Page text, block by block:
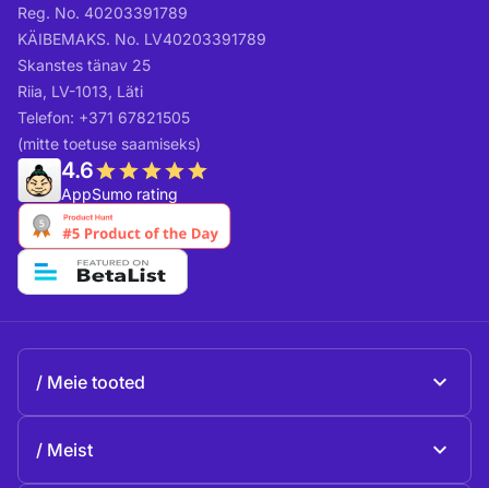
Reg. No. 40203391789
KÄIBEMAKS. No. LV40203391789
Skanstes tänav 25
Riia, LV-1013, Läti
Telefon: +371 67821505
(mitte toetuse saamiseks)
4.6
AppSumo rating
Meie tooted
Meist